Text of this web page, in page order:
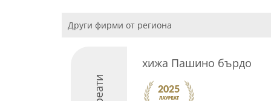
Други фирми от региона
хижа Пашино бърдо